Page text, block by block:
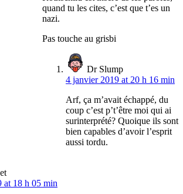
quand tu les cites, c’est que t’es un
nazi.
Pas touche au grisbi
Dr Slump
4 janvier 2019 at 20 h 16 min
Arf, ça m’avait échappé, du
coup c’est p’t’être moi qui ai
surinterprété? Quoique ils sont
bien capables d’avoir l’esprit
aussi tordu.
at 18 h 05 min